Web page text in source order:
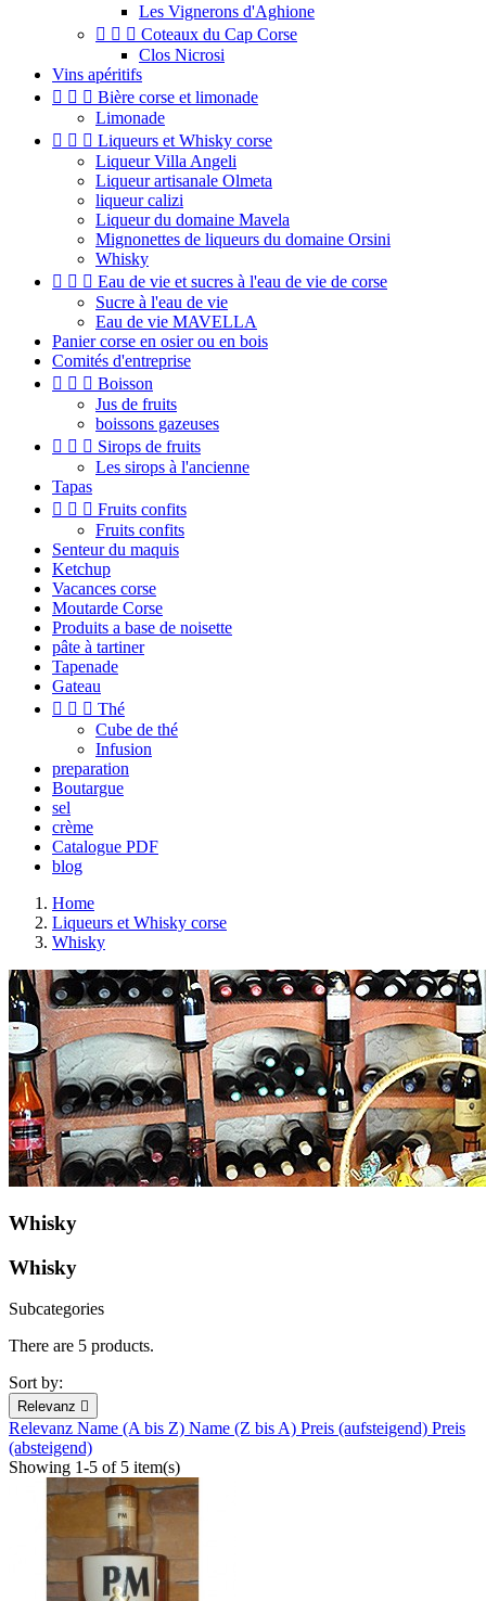
Les Vignerons d'Aghione
   Coteaux du Cap Corse
Clos Nicrosi
Vins apéritifs
   Bière corse et limonade
Limonade
   Liqueurs et Whisky corse
Liqueur Villa Angeli
Liqueur artisanale Olmeta
liqueur calizi
Liqueur du domaine Mavela
Mignonettes de liqueurs du domaine Orsini
Whisky
   Eau de vie et sucres à l'eau de vie de corse
Sucre à l'eau de vie
Eau de vie MAVELLA
Panier corse en osier ou en bois
Comités d'entreprise
   Boisson
Jus de fruits
boissons gazeuses
   Sirops de fruits
Les sirops à l'ancienne
Tapas
   Fruits confits
Fruits confits
Senteur du maquis
Ketchup
Vacances corse
Moutarde Corse
Produits a base de noisette
pâte à tartiner
Tapenade
Gateau
   Thé
Cube de thé
Infusion
preparation
Boutargue
sel
crème
Catalogue PDF
blog
Home
Liqueurs et Whisky corse
Whisky
Whisky
Whisky
Subcategories
There are 5 products.
Sort by:
Relevanz 
Relevanz Name (A bis Z) Name (Z bis A) Preis (aufsteigend) Preis
(absteigend)
Showing 1-5 of 5 item(s)